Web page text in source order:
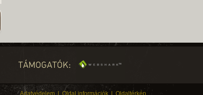
Adatvédelem Oldal információk Oldaltérkép